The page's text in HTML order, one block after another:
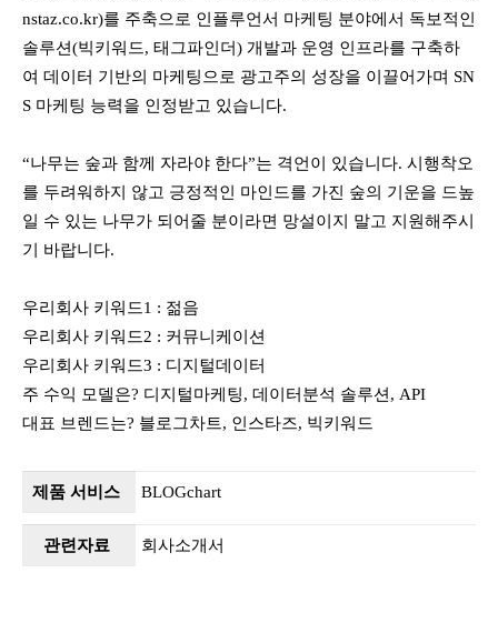
nstaz.co.kr)를 주축으로 인플루언서 마케팅 분야에서 독보적인
솔루션(빅키워드, 태그파인더) 개발과 운영 인프라를 구축하
여 데이터 기반의 마케팅으로 광고주의 성장을 이끌어가며 SN
S 마케팅 능력을 인정받고 있습니다.
“나무는 숲과 함께 자라야 한다”는 격언이 있습니다. 시행착오
를 두려워하지 않고 긍정적인 마인드를 가진 숲의 기운을 드높
일 수 있는 나무가 되어줄 분이라면 망설이지 말고 지원해주시
기 바랍니다.
우리회사 키워드1 : 젊음
우리회사 키워드2 : 커뮤니케이션
우리회사 키워드3 : 디지털데이터
주 수익 모델은? 디지털마케팅, 데이터분석 솔루션, API
대표 브렌드는? 블로그차트, 인스타즈, 빅키워드
제품 서비스 BLOGchart
관련자료 회사소개서